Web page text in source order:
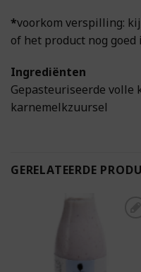
*voorkom verspilling:
of het product nog goed
Ingrediënten
Gepasteuriseerde volle
karnemelkzuursel
GERELATEERDE